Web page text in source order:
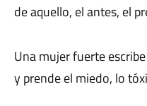
de aquello, el antes, el
Una mujer fuerte
y prende el miedo, lo